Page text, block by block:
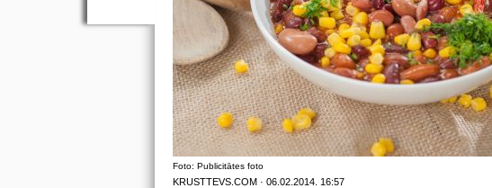
Foto: Publicitātes foto
KRUSTTEVS.COM · 06.02.2014. 16:57